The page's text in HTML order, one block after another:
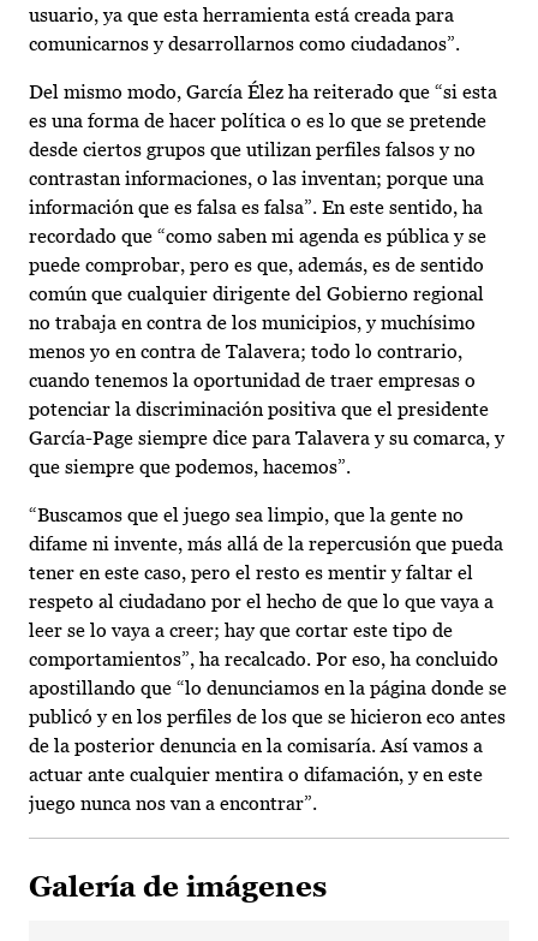
usuario, ya que esta herramienta está creada para
comunicarnos y desarrollarnos como ciudadanos”.
Del mismo modo, García Élez ha reiterado que “si esta
es una forma de hacer política o es lo que se pretende
desde ciertos grupos que utilizan perfiles falsos y no
contrastan informaciones, o las inventan; porque una
información que es falsa es falsa”. En este sentido, ha
recordado que “como saben mi agenda es pública y se
puede comprobar, pero es que, además, es de sentido
común que cualquier dirigente del Gobierno regional
no trabaja en contra de los municipios, y muchísimo
menos yo en contra de Talavera; todo lo contrario,
cuando tenemos la oportunidad de traer empresas o
potenciar la discriminación positiva que el presidente
García-Page siempre dice para Talavera y su comarca, y
que siempre que podemos, hacemos”.
“Buscamos que el juego sea limpio, que la gente no
difame ni invente, más allá de la repercusión que pueda
tener en este caso, pero el resto es mentir y faltar el
respeto al ciudadano por el hecho de que lo que vaya a
leer se lo vaya a creer; hay que cortar este tipo de
comportamientos”, ha recalcado. Por eso, ha concluido
apostillando que “lo denunciamos en la página donde se
publicó y en los perfiles de los que se hicieron eco antes
de la posterior denuncia en la comisaría. Así vamos a
actuar ante cualquier mentira o difamación, y en este
juego nunca nos van a encontrar”.
Galería de imágenes